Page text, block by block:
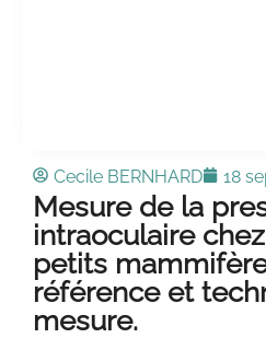
Cecile BERNHARD 18
Mesure de la
intraoculaire
petits
référence et
mesure.